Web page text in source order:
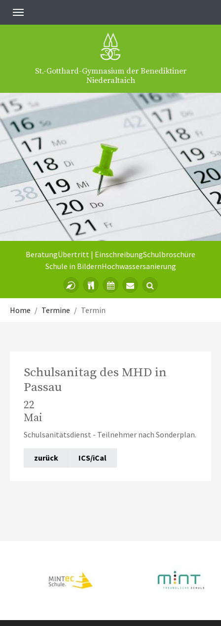
St.-Gotthard-Gymnasium der Benediktiner
Niederaltaich
BeratungÜbertritt | EinschreibungSchulbroschüre
Schule in BildernHochwassersanierung
Home Termine Termin
Schulsanitag des MHD in
Passau
22
Mai
Schulsanitätsdienst - Teilnehmer nach Sonderplan.
zurück ICS/iCal